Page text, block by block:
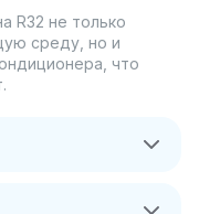
R32 не только
среду, но и
что